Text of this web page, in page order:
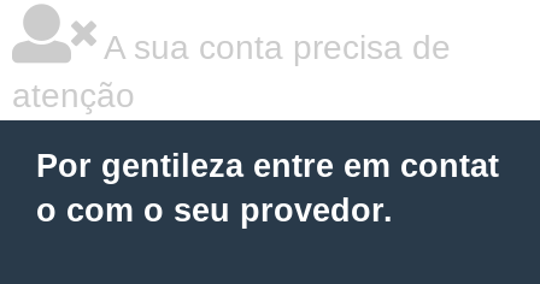
A sua conta precisa de
atenção
Por gentileza entre em contat
o com o seu provedor.